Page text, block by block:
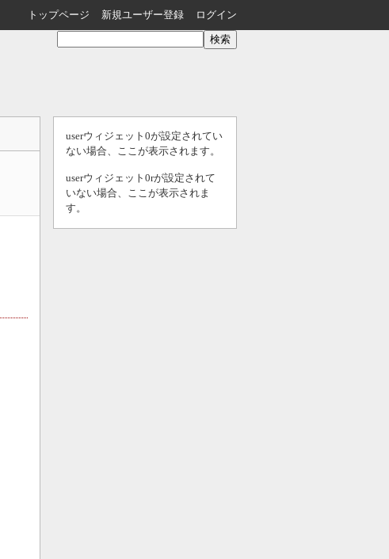
トップページ 新規ユーザー登録 ログイン
userウィジェット0が設定されてい
ない場合、ここが表示されます。
userウィジェット0rが設定されて
いない場合、ここが表示されま
す。